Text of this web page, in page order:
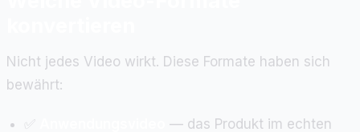
Nicht jedes Video wirkt. Diese Formate haben sich
bewährt:
— das Produkt im echten